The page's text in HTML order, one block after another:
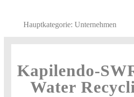
Hauptkategorie: Unternehmen
Kapilendo-
Water